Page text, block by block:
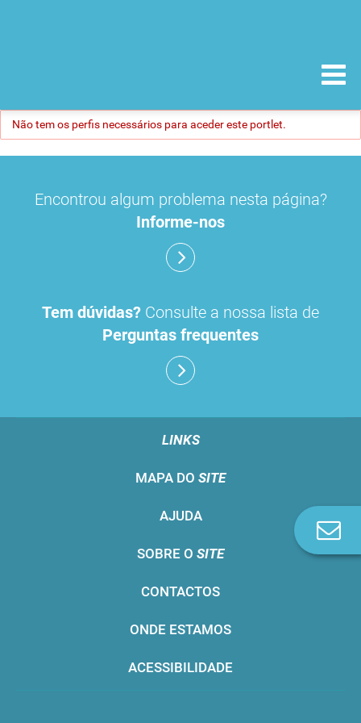
Não tem os perfis necessários para aceder este portlet.
Encontrou algum problema nesta página?
Informe-nos
Tem dúvidas? Consulte a nossa lista de
Perguntas frequentes
LINKS
MAPA DO SITE
AJUDA
SOBRE O SITE
CONTACTOS
ONDE ESTAMOS
ACESSIBILIDADE